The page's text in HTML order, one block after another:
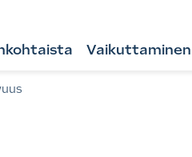
Vaikuttaminen